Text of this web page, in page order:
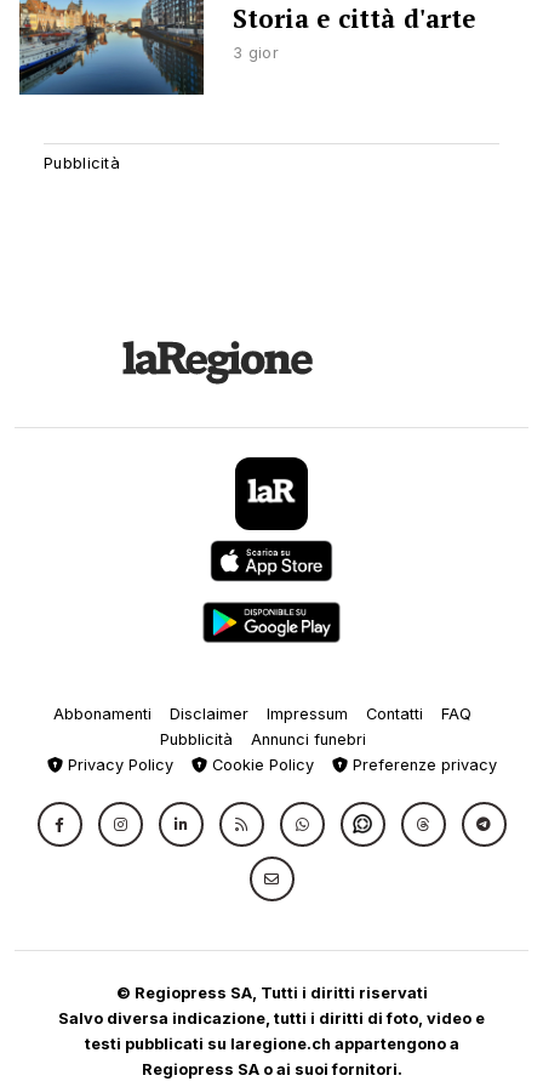
Storia e città d'arte
3 gior
Abbonamenti Disclaimer Impressum Contatti
FAQ
Pubblicità
Annunci funebri
Privacy Policy
Cookie Policy Preferenze privacy
© Regiopress SA, Tutti i diritti riservati
Salvo diversa indicazione, tutti i diritti di foto, video e
testi pubblicati su laregione.ch appartengono a
Regiopress SA o ai suoi fornitori.